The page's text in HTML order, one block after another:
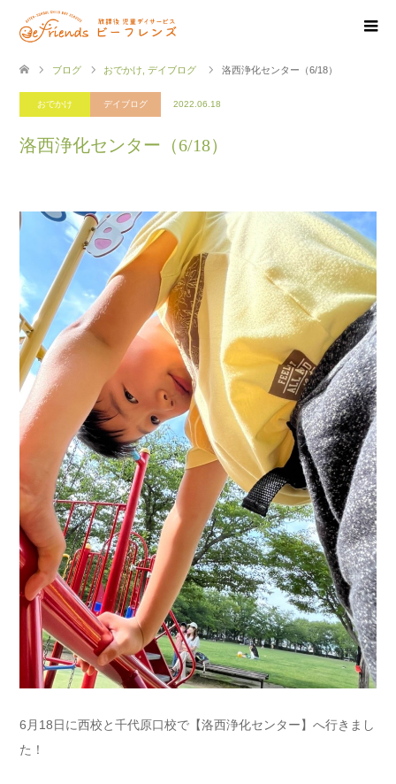
ブログ おでかけ デイブログ 洛西浄化センター（6/18）
おでかけ デイブログ 2022.06.18
洛西浄化センター（6/18）
6月18日に西校と千代原口校で【洛西浄化センター】へ行きまし
た！